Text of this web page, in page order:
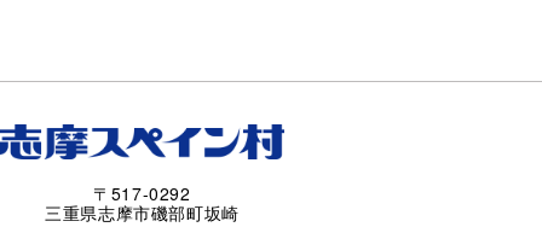
〒517-0292
三重県志摩市磯部町坂崎